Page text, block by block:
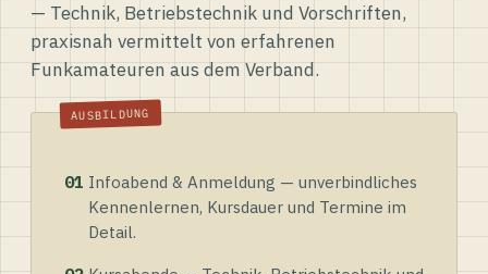
— Technik, Betriebstechnik und Vorschriften,
praxisnah vermittelt von erfahrenen
Funkamateuren aus dem Verband.
01 Infoabend & Anmeldung — unverbindliches
Kennenlernen, Kursdauer und Termine im
Detail.